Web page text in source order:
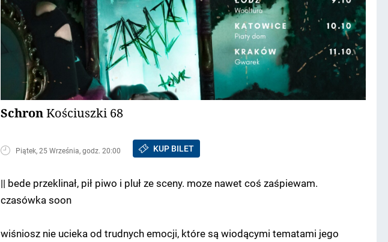
Schron Kościuszki 68
Piątek, 25 Września, godz. 20:00 KUP BILET
|| bede przeklinał, pił piwo i pluł ze sceny. moze nawet coś zaśpiewam.​
czasówka soon
wiśniosz nie ucieka od trudnych emocji, które są wiodącymi tematami jego